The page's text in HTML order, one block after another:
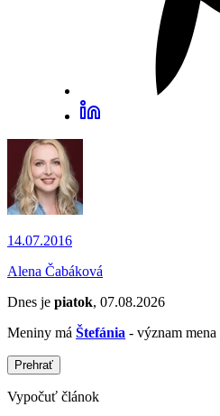
14.07.2016
Alena Čabáková
Dnes je piatok, 07.08.2026
Meniny má Štefánia - význam mena
Prehrať
Vypočuť článok